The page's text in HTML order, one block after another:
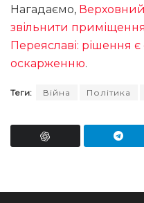
Нагадаємо,
звільнити
Переяславі: рішення
оскарженню.
Теги: Війна Політика